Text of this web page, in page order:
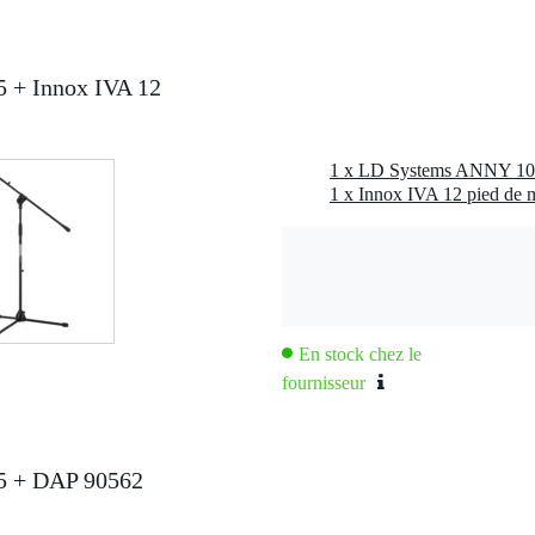
ligne symétrique (XLR)
l'emballage inclus
x 37,0 x 35,0 cm
mhz
60°
+ Innox IVA 12
1 x Innox IVA 12 pied de
En stock chez le
fournisseur
+ DAP 90562